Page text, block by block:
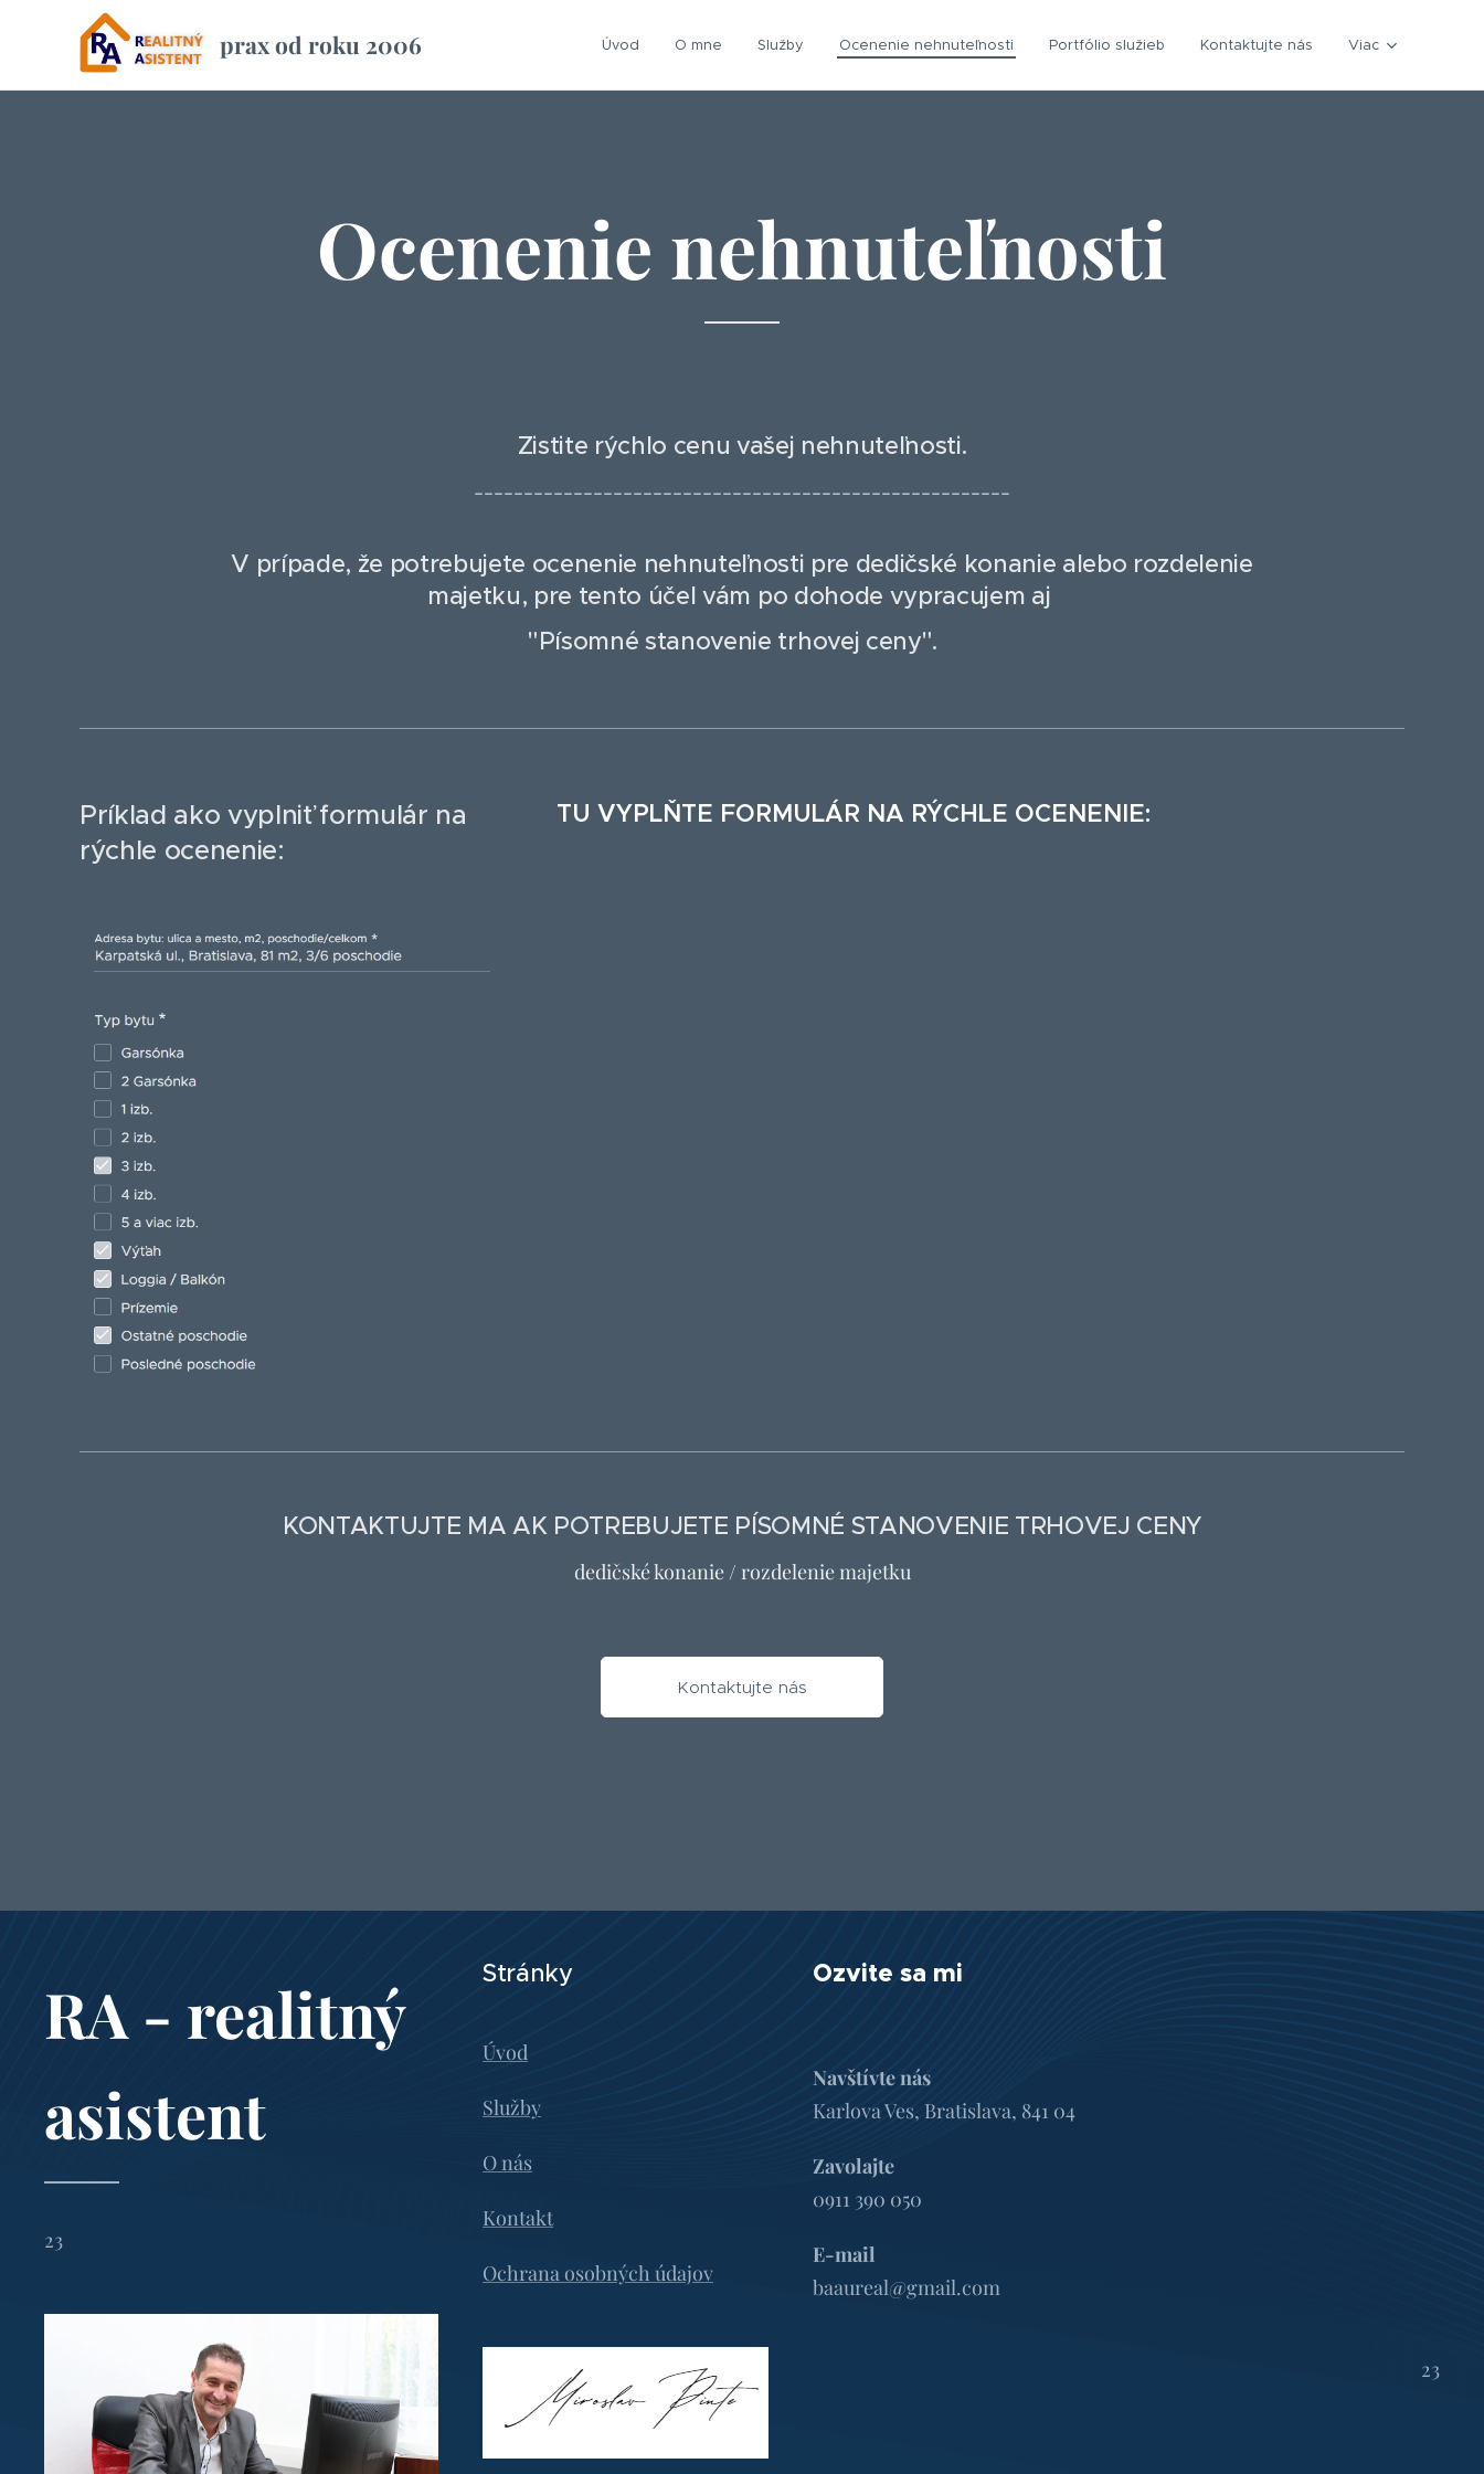
prax od roku 2006 Úvod O mne Služby Ocenenie nehnuteľnosti Portfólio služieb Kontaktujte nás Viac
Ocenenie nehnuteľnosti
Zistite rýchlo cenu vašej nehnuteľnosti.
------------------------------------------------------
V prípade, že potrebujete ocenenie nehnuteľnosti pre dedičské konanie alebo rozdelenie
majetku, pre tento účel vám po dohode vypracujem aj
"Písomné stanovenie trhovej ceny".
Príklad ako vyplniť formulár na
rýchle ocenenie:
TU VYPLŇTE FORMULÁR NA RÝCHLE OCENENIE:
KONTAKTUJTE MA AK POTREBUJETE PÍSOMNÉ STANOVENIE TRHOVEJ CENY
dedičské konanie / rozdelenie majetku
Kontaktujte nás
RA - realitný
asistent
23
Stránky
Úvod
Služby
O nás
Kontakt
Ochrana osobných údajov
Ozvite sa mi
Navštívte nás
Karlova Ves, Bratislava, 841 04
Zavolajte
0911 390 050
E-mail
baaureal@gmail.com
23